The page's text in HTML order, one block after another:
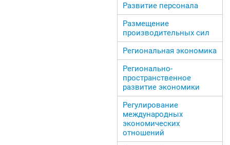
Развитие персонала
Размещение
производительных сил
Региональная экономика
Регионально-
пространственное
развитие экономики
Регулирование
международных
экономических
отношений